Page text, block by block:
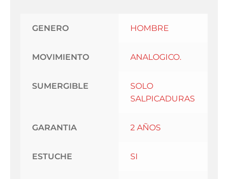
GENERO HOMBRE
MOVIMIENTO ANALOGICO.
SUMERGIBLE
SOLO
SALPICADURAS
GARANTIA 2 AÑOS
ESTUCHE SI